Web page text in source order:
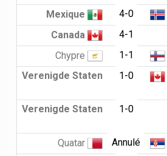
Mexique
4-0
Canada
4-1
Chypre
1-1
Verenigde Staten
1-0
Verenigde Staten 1-0
Quatar Annulé